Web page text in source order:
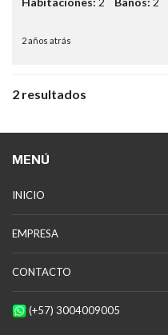
2 años atrás
2 resultados
MENÚ
INICIO
EMPRESA
CONTACTO
(+57) 3004009005